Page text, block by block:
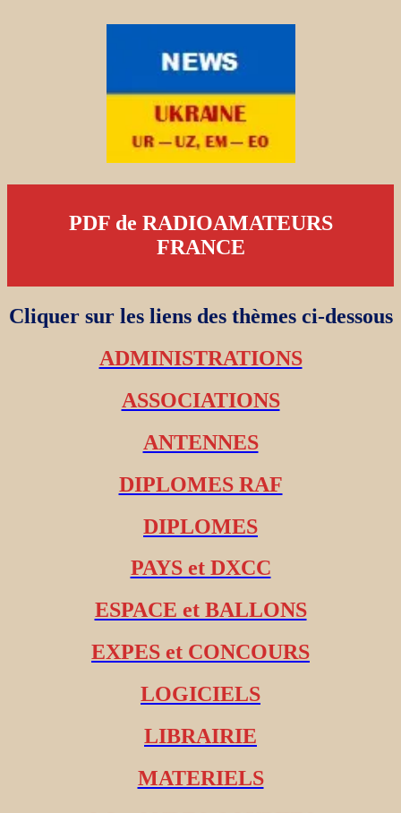
PDF de RADIOAMATEURS
FRANCE
Cliquer sur les liens des thèmes ci-dessous
ADMINISTRATIONS
ASSOCIATIONS
ANTENNES
DIPLOMES RAF
DIPLOMES
PAYS et DXCC
ESPACE et BALLONS
EXPES et CONCOURS
LOGICIELS
LIBRAIRIE
MATERIELS